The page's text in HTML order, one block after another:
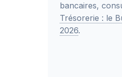
bancaires,
Trésorerie : le
2026.